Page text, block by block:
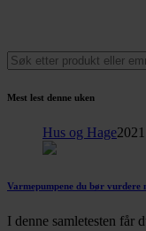
Mest lest denne uken
Hus og Hage2021
Varmepumpene du bør vurdere
I denne samletesten får